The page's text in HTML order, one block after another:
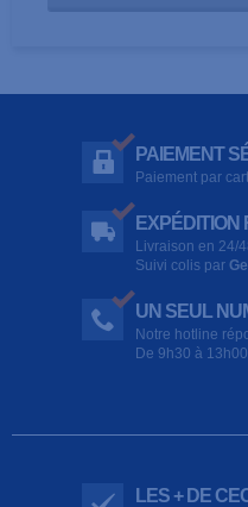
PAIEMENT
Paiement par
EXPÉDITION
Livraison en 24/
Suivi colis par
UN SEUL
Notre hotline
De 9h30 à
LES + DE